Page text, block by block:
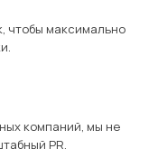
чтобы максимально
компаний, мы не
PR.